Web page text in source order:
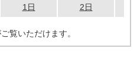
1日 2日
覧いただけます。